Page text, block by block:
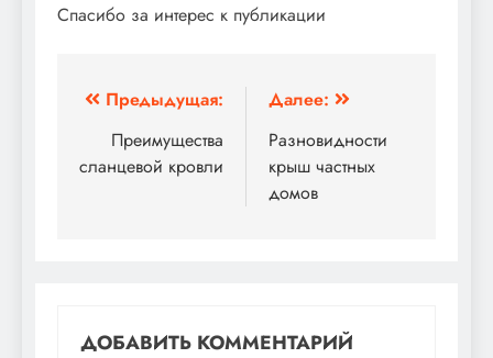
Спасибо за интерес к публикации
Навигация
записям
Предыдущая:
Преимущества
сланцевой кровли
Далее:
Разновидности
крыш частных
домов
ДОБАВИТЬ КОММЕНТАРИЙ